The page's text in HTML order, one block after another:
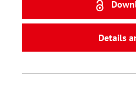
Details